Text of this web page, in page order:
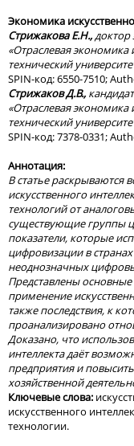
Экономика
Стрижакова Е.Н.,
«Отраслевая экономика
технический
SPIN-код: 6550-7510;
Стрижаков Д.В.,
«Отраслевая экономика
технический
SPIN-код: 7378-0331;
Аннотация:
В статье раскрываются
искусственного
технологий от
существующие группы
показатели, которые
цифровизации в
неоднозначных
Представлены
применение
также последствия, к
проанализировано
Доказано, что
интеллекта даёт
предприятия и
хозяйственной
Ключевые слова:
искусственного
технологии.